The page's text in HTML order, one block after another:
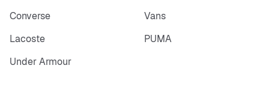
Converse
Vans
Lacoste
PUMA
Under Armour